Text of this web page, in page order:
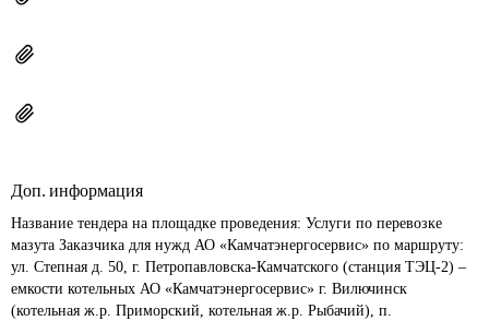
Доп. информация
Название тендера на площадке проведения: Услуги по перевозке
мазута Заказчика для нужд АО «Камчатэнергосервис» по маршруту:
ул. Степная д. 50, г. Петропавловска-Камчатского (станция ТЭЦ-2) –
емкости котельных АО «Камчатэнергосервис» г. Вилючинск
(котельная ж.р. Приморский, котельная ж.р. Рыбачий), п.